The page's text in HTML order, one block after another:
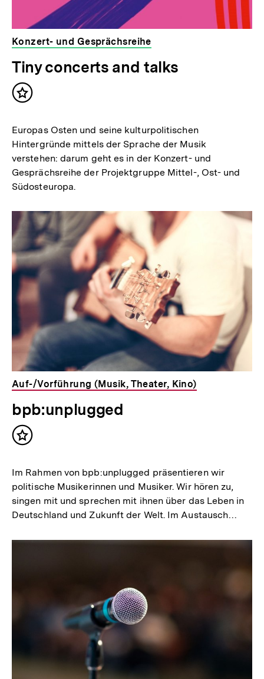
Konzert- und Gesprächsreihe
Tiny concerts and talks
Inhalt
Europas Osten und seine kulturpolitischen
Hintergründe mittels der Sprache der Musik
verstehen: darum geht es in der Konzert- und
Gesprächsreihe der Projektgruppe Mittel-, Ost- und
Südosteuropa.
Auf-/Vorführung (Musik, Theater, Kino)
bpb:unplugged
Inhalt
Im Rahmen von bpb:unplugged präsentieren wir
politische Musikerinnen und Musiker. Wir hören zu,
singen mit und sprechen mit ihnen über das Leben in
Deutschland und Zukunft der Welt. Im Austausch…